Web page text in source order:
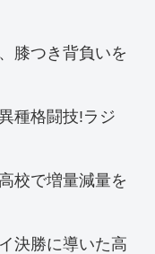
膝つき背負いを
種格闘技!ラジ
校で増量減量を
決勝に導いた高